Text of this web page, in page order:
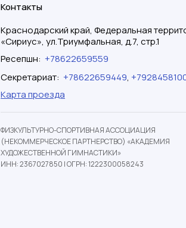
Контакты
Краснодарский край, Федеральная
«Сириус», ул.Триумфальная, д.7, стр.1
Ресепшн: +78622659559
Секретариат: +78622659449,
Карта проезда
ФИЗКУЛЬТУРНО-СПОРТИВНАЯ АССОЦИАЦИЯ
(НЕКОММЕРЧЕСКОЕ ПАРТНЕРСТВО) «АКАДЕМИЯ
ХУДОЖЕСТВЕННОЙ ГИМНАСТИКИ»
ИНН: 2367027850 |ОГРН: 1222300058243